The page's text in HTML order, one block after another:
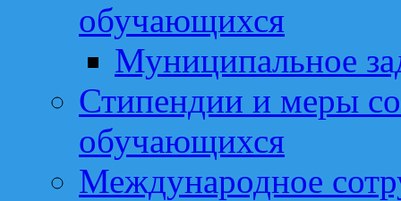
обучающихся
Муниципальное
Стипендии и меры
обучающихся
Международное